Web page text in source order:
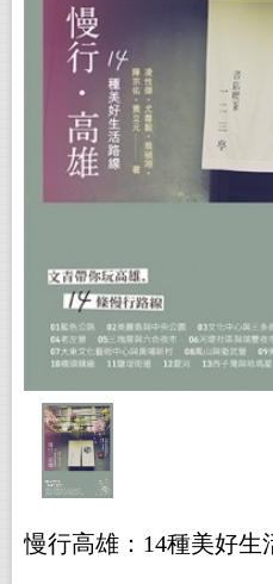
慢行高雄：14種美好生